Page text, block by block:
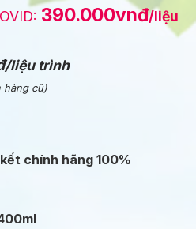
390.000vnđ/liệu
/liệu trình
hàng cũ)
chính hãng 100%